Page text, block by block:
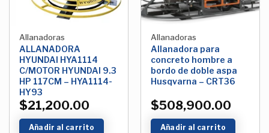
Allanadoras
ALLANADORA
HYUNDAI HYA1114
C/MOTOR HYUNDAI 9.3
HP 117CM – HYA1114-
HY93
$21,200.00
Añadir al carrito
Allanadoras
Allanadora para
concreto hombre a
bordo de doble aspa
Husqvarna – CRT36
$508,900.00
Añadir al carrito